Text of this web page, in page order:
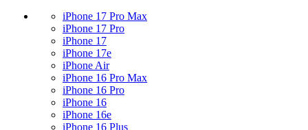
iPhone 17 Pro Max
iPhone 17 Pro
iPhone 17
iPhone 17e
iPhone Air
iPhone 16 Pro Max
iPhone 16 Pro
iPhone 16
iPhone 16e
iPhone 16 Plus